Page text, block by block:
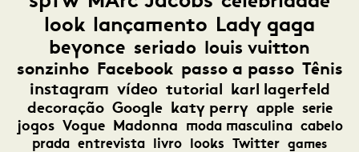
look lançamento Lady gaga
beyonce seriado louis vuitton
sonzinho Facebook passo a passo Tênis
instagram vídeo tutorial karl lagerfeld
decoração Google katy perry apple serie
jogos Vogue Madonna moda masculina cabelo
prada entrevista livro looks Twitter games